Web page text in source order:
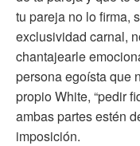
tu pareja no lo firma,
exclusividad carnal,
chantajearle
persona egoísta que
propio White, “pedir
ambas partes estén
imposición.